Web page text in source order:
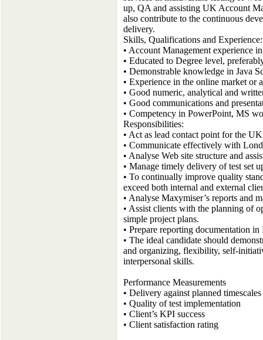
up, QA and assisting UK Account
also contribute to the continuous
delivery.
Skills, Qualifications and Experience:
• Account Management experience
• Educated to Degree level,
• Demonstrable knowledge in Java
• Experience in the online market or
• Good numeric, analytical and
• Good communications and
• Competency in PowerPoint, MS
Responsibilities:
• Act as lead contact point for the
• Communicate effectively with
• Analyse Web site structure and
• Manage timely delivery of test set
• To continually improve quality
exceed both internal and external
• Analyse Maxymiser’s reports and
• Assist clients with the planning of
simple project plans.
• Prepare reporting documentation in
• The ideal candidate should
and organizing, flexibility, self-
interpersonal skills.
Performance Measurements
• Delivery against planned timescales
• Quality of test implementation
• Client’s KPI success
• Client satisfaction rating